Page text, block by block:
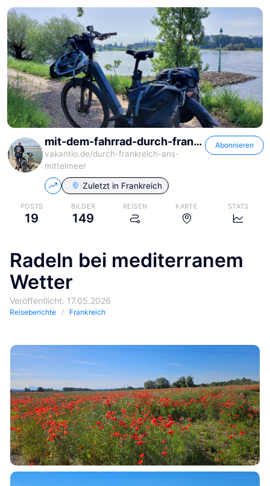
mit-dem-fahrrad-durch-frankreich-ans-mittelmeer
vakantio.de/durch-frankreich-ans-
mittelmeer
Abonnieren
Zuletzt in Frankreich
POSTS
19
BILDER
149
REISEN KARTE STATS
Radeln bei mediterranem
Wetter
Veröffentlicht: 17.05.2026
Reiseberichte Frankreich